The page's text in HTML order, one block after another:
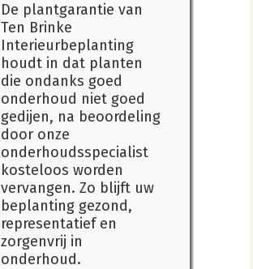
De plantgarantie van
Ten Brinke
Interieurbeplanting
houdt in dat planten
die ondanks goed
onderhoud niet goed
gedijen, na beoordeling
door onze
onderhoudsspecialist
kosteloos worden
vervangen. Zo blijft uw
beplanting gezond,
representatief en
zorgenvrij in
onderhoud.